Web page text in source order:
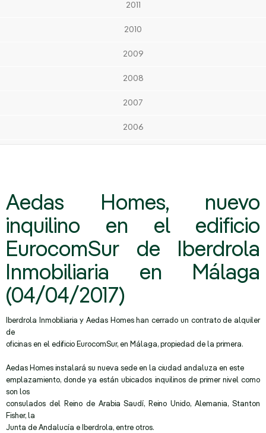
2011
2010
2009
2008
2007
2006
Aedas Homes, nuevo
inquilino en el edificio
EurocomSur de Iberdrola
Inmobiliaria en Málaga
(04/04/2017)
Iberdrola Inmobiliaria y Aedas Homes han cerrado un contrato de alquiler
de
oficinas en el edificio EurocomSur, en Málaga, propiedad de la primera.
Aedas Homes instalará su nueva sede en la ciudad andaluza en este
emplazamiento, donde ya están ubicados inquilinos de primer nivel como
son los
consulados del Reino de Arabia Saudí, Reino Unido, Alemania, Stanton
Fisher, la
Junta de Andalucía e Iberdrola, entre otros.